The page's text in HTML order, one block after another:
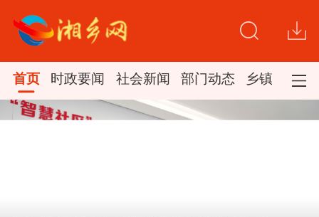
首页 时政要闻 社会新闻 部门动态 乡镇新闻